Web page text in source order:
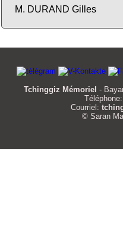
M. DURAND Gilles
Tchinggiz Mémoriel -
Courriel:
© Saran